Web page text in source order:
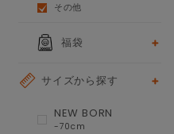
その他
福袋
サイズから探す
NEW BORN
-70cm